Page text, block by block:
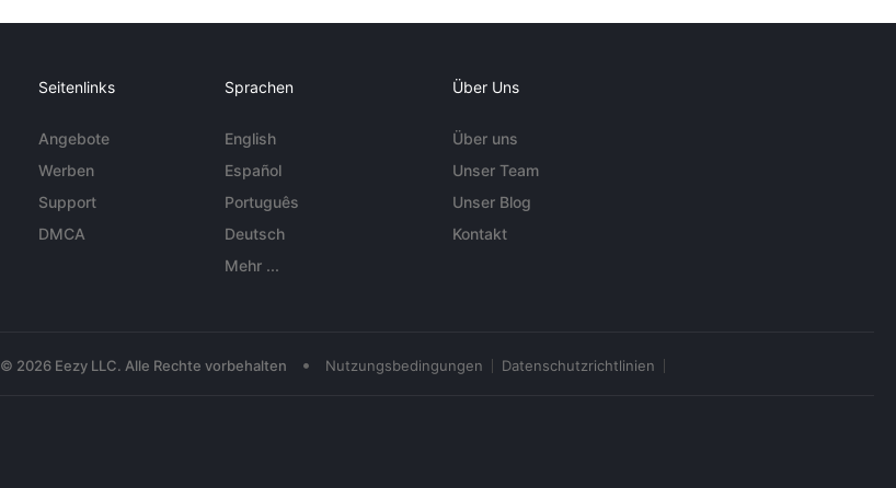
Seitenlinks
Angebote
Werben
Support
DMCA
Sprachen
English
Español
Português
Deutsch
Mehr ...
Über Uns
Über uns
Unser Team
Unser Blog
Kontakt
© 2026 Eezy LLC. Alle Rechte vorbehalten • Nutzungsbedingungen Datenschutzrichtlinien